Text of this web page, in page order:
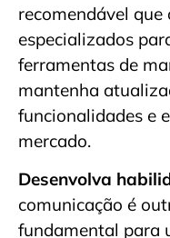
recomendável
especializados
ferramentas de
mantenha
funcionalidades e
mercado.
Desenvolva
comunicação é
fundamental para